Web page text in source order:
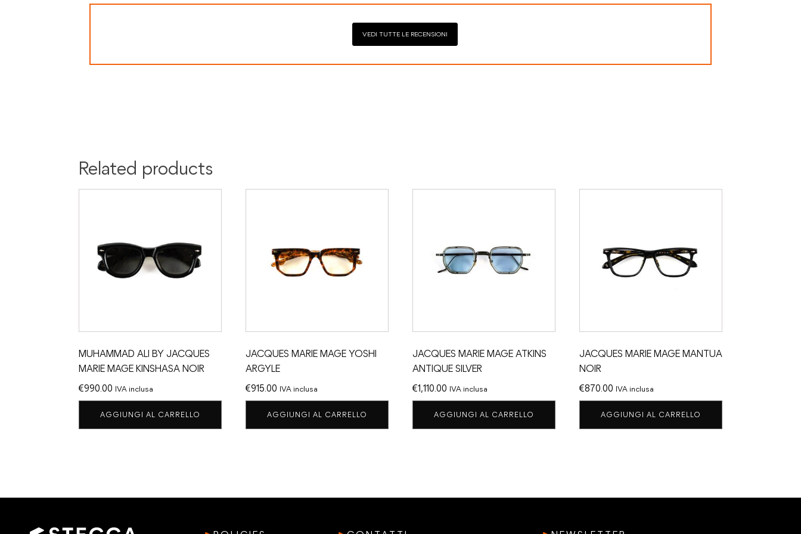
VEDI TUTTE LE RECENSIONI
Related products
MUHAMMAD ALI BY JACQUES
MARIE MAGE KINSHASA NOIR
€990.00 IVA inclusa
AGGIUNGI AL CARRELLO
JACQUES MARIE MAGE YOSHI
ARGYLE
€915.00 IVA inclusa
AGGIUNGI AL CARRELLO
JACQUES MARIE MAGE ATKINS
ANTIQUE SILVER
€1,110.00 IVA inclusa
AGGIUNGI AL CARRELLO
JACQUES MARIE MAGE MANTUA
NOIR
€870.00 IVA inclusa
AGGIUNGI AL CARRELLO